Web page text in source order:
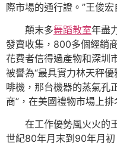
際市場的通行證。”王俊宏
顛末多舞蹈教室年盡
發賣收集，800多個經銷
花費者信得過產物和深圳
被譽為“最具實力林天秤
啡機，那台機器的蒸氣孔
商”，在美國禮物市場上排
在工作優勢風火火的
世紀80年月末到90年月